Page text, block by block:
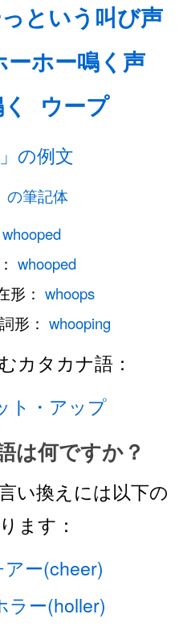
という叫び声
ーホー鳴く声
ウープ
の例文
の筆記体
whooped
whooped
形： whoops
形： whooping
カタカナ語：
ト・アップ
は何ですか？
い換えには以下の
ます：
アー(cheer)
ラー(holler)